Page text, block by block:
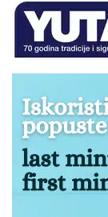
troškove
Ukoliko Vam
Antalija ne
letovalištu
POPUSTI I
Popusti